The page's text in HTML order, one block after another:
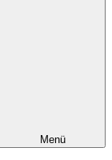
Menü